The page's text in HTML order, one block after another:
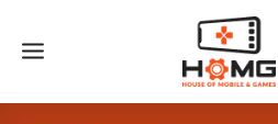
Inhalt